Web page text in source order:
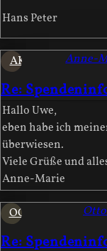
Hans Peter
AK
Re:
Anne-
Hallo Uwe,
eben habe ich
überwiesen.
Viele Grüße und
Anne-Marie
OG
Re: